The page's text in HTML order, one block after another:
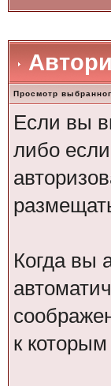
Просмотр
Если вы
либо
Когда вы
к